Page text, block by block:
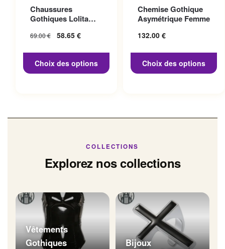
Chaussures
Gothiques Lolita
69.00€
Le prix initial
58.65 €
58.65 €.
Choix des options
variations. Les options
peuvent être choisies sur la
page du produit
Chemise Gothique
Asymétrique Femme
132.00 €
Choix des options
variations. Les options
peuvent être choisies sur la
page du produit
COLLECTIONS
Explorez nos collections
Vêtements
Gothiques
Bijoux